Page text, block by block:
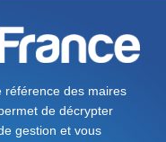
référence des maires
de décrypter
gestion et vous